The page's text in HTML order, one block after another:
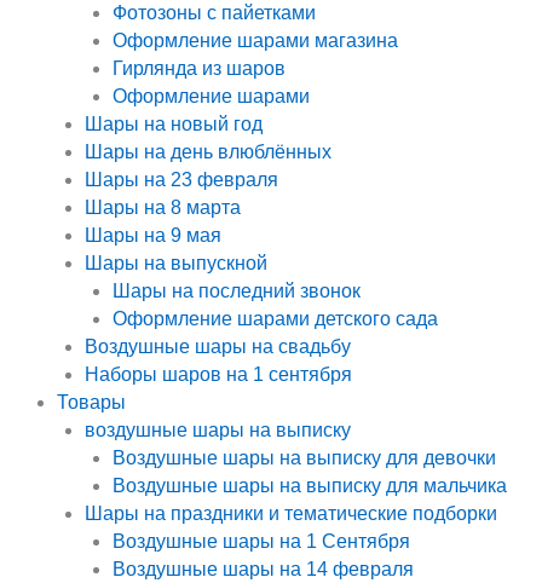
Фотозоны с пайетками
Оформление шарами магазина
Гирлянда из шаров
Оформление шарами
Шары на новый год
Шары на день влюблённых
Шары на 23 февраля
Шары на 8 марта
Шары на 9 мая
Шары на выпускной
Шары на последний звонок
Оформление шарами детского сада
Воздушные шары на свадьбу
Наборы шаров на 1 сентября
Товары
воздушные шары на выписку
Воздушные шары на выписку для девочки
Воздушные шары на выписку для мальчика
Шары на праздники и тематические подборки
Воздушные шары на 1 Сентября
Воздушные шары на 14 февраля